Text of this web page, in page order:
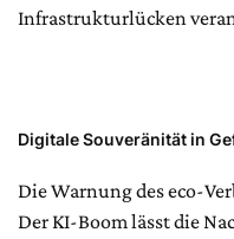
Infrastrukturlücken
Digitale Souveränität in
Die Warnung des eco-
Der KI-Boom lässt die